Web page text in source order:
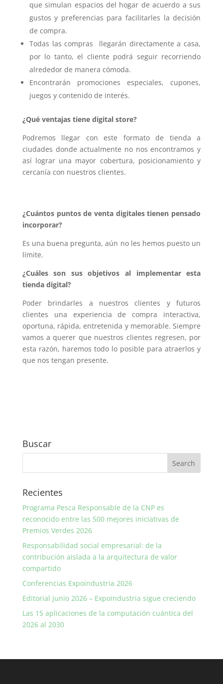
que simulan espacios del hogar de acuerdo a sus
gustos y preferencias para facilitarles la decisión
de compra.
Todas las compras llegarán directamente a casa,
por lo tanto, el cliente podrá seguir recorriendo
alrededor de manera cómoda.
Encontrarán promociones especiales, cupones,
juegos y contenido de interés.
¿Qué ventajas tiene digital store?
Podremos llegar con este formato de tienda a
ciudades donde actualmente no nos encontramos y
así lograr una mayor cobertura, posicionamiento y
cercanía con nuestros clientes.
¿Cuántos puntos de venta digitales tienen pensado
incorporar?
Es una buena pregunta, aún no les hemos puesto un
límite.
¿Cuáles son sus objetivos al implementar esta
tienda digital?
Poder brindarles a nuestros clientes y futuros
clientes una experiencia de compra interactiva,
oportuna, rápida, entretenida y memorable. Siempre
vamos a querer que nuestros clientes regresen, por
esta razón, haremos todo lo posible para atraerlos y
que nos tengan presente.
Buscar
Recientes
Programa Pesca Responsable de la CNP es
reconocido entre las 500 mejores iniciativas de
Premios Verdes 2026
Responsabilidad social empresarial: de la
contribución aislada a la arquitectura de valor
compartido
Conferencias Expoindustria 2026
Editorial junio 2026 – Expoindustria sigue creciendo
Las 15 aplicaciones de la computación cuántica del
2026 al 2030